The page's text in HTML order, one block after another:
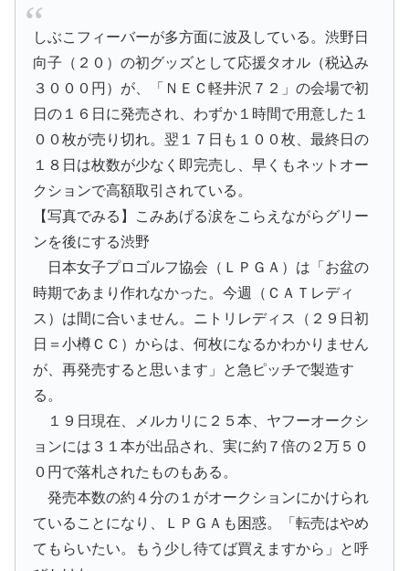
しぶこフィーバーが多方面に波及している。渋野日
向子（２０）の初グッズとして応援タオル（税込み
３０００円）が、「ＮＥＣ軽井沢７２」の会場で初
日の１６日に発売され、わずか１時間で用意した１
００枚が売り切れ。翌１７日も１００枚、最終日の
１８日は枚数が少なく即完売し、早くもネットオー
クションで高額取引されている。
【写真でみる】こみあげる涙をこらえながらグリー
ンを後にする渋野
日本女子プロゴルフ協会（ＬＰＧＡ）は「お盆の
時期であまり作れなかった。今週（ＣＡＴレディ
ス）は間に合いません。ニトリレディス（２９日初
日＝小樽ＣＣ）からは、何枚になるかわかりません
が、再発売すると思います」と急ピッチで製造す
る。
１９日現在、メルカリに２５本、ヤフーオークシ
ョンには３１本が出品され、実に約７倍の２万５０
０円で落札されたものもある。
発売本数の約４分の１がオークションにかけられ
ていることになり、ＬＰＧＡも困惑。「転売はやめ
てもらいたい。もう少し待てば買えますから」と呼